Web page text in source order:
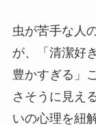
虫が苦手な人
が、「清潔好
豊かすぎる」
さそうに見え
いの心理を紐